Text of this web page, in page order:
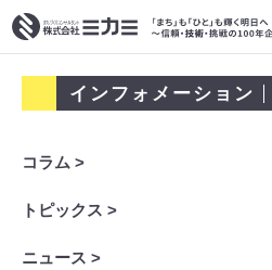
インフォメーション
コラム >
トピックス >
ニュース >